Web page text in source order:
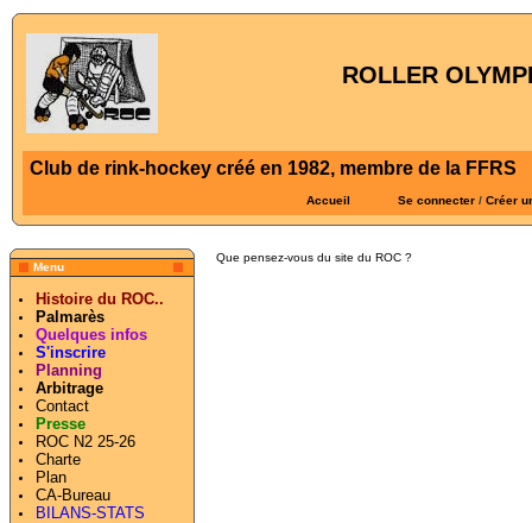
ROLLER
Club de rink-hockey créé en 1982, membre de la FFRS
Accueil Se connecter / Créer
Menu
Histoire du ROC..
Palmarès
Quelques infos
S'inscrire
Planning
Arbitrage
Contact
Presse
ROC N2 25-26
Charte
Plan
CA-Bureau
BILANS-STATS
Que pensez-vous du site du ROC ?